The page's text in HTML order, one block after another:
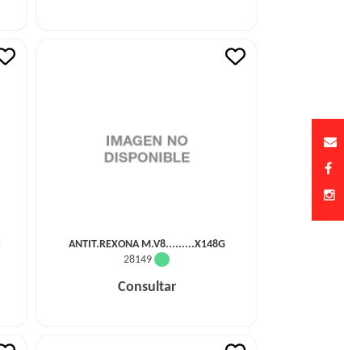
ANTIT.REXONA M.V8.........X148G
28149
Consultar